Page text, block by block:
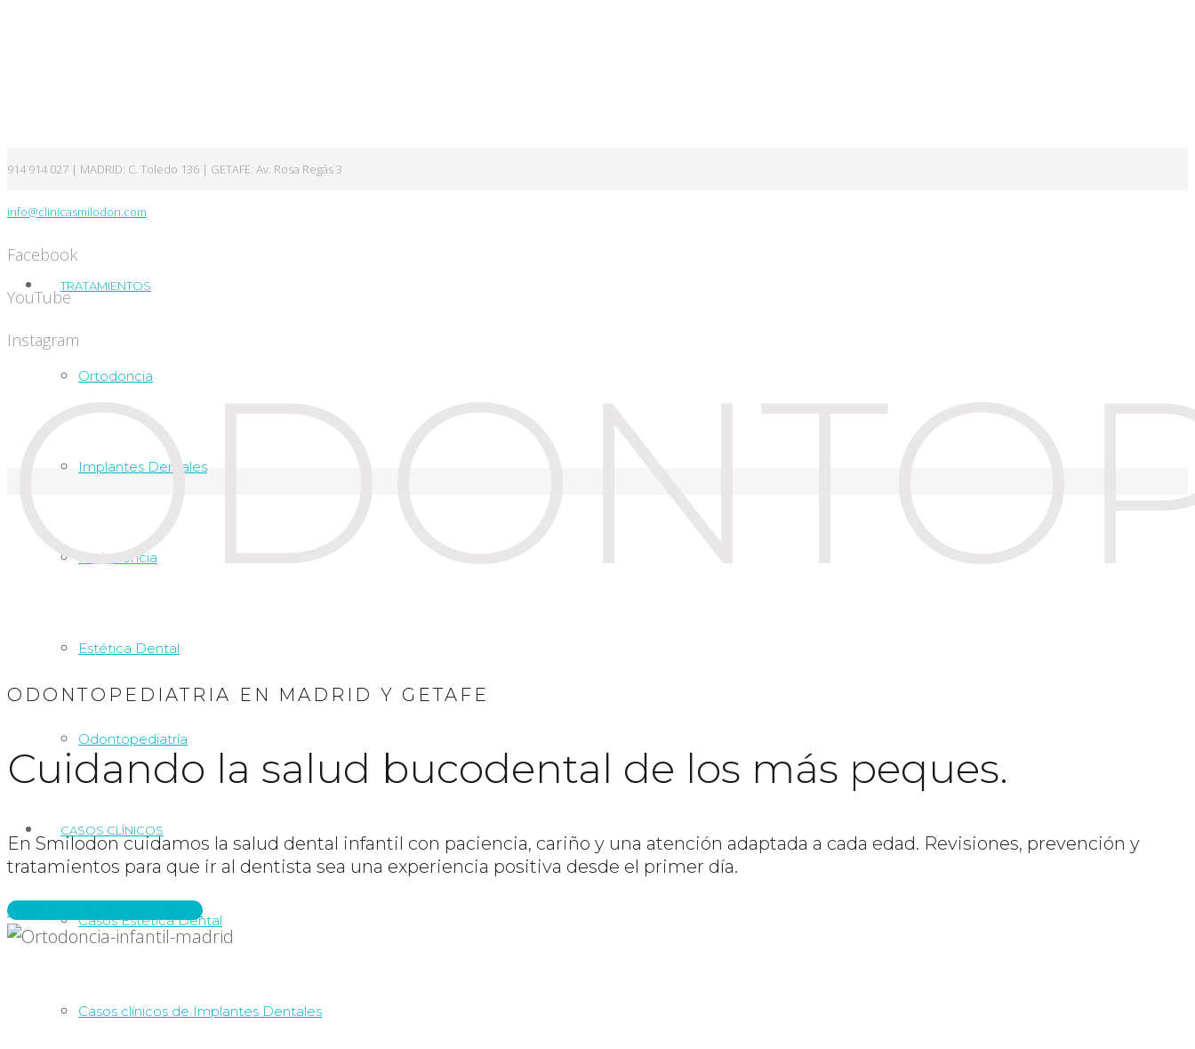
914 914 027 | MADRID: C. Toledo 136 | GETAFE: Av. Rosa Regás 3
info@clinicasmilodon.com
Facebook
YouTube
Instagram
TRATAMIENTOS
Ortodoncia
Implantes Dentales
Periodoncia
Estética Dental
Odontopediatría
CASOS CLÍNICOS
Casos Estética Dental
Casos clínicos de Implantes Dentales
ODONTOPEDIATRIA EN MADRID Y GETAFE
Cuidando la salud bucodental de los más peques.
En Smilodon cuidamos la salud dental infantil con paciencia, cariño y una atención adaptada a cada edad. Revisiones, prevención y
tratamientos para que ir al dentista sea una experiencia positiva desde el primer día.
Pide cita para tu peque